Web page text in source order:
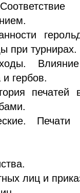
при турнирах.
гербов.
печатей
Печати
лиц и